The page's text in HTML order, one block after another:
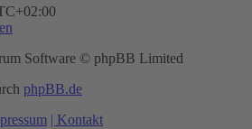
Software © phpBB Limited
phpBB.de
| Kontakt